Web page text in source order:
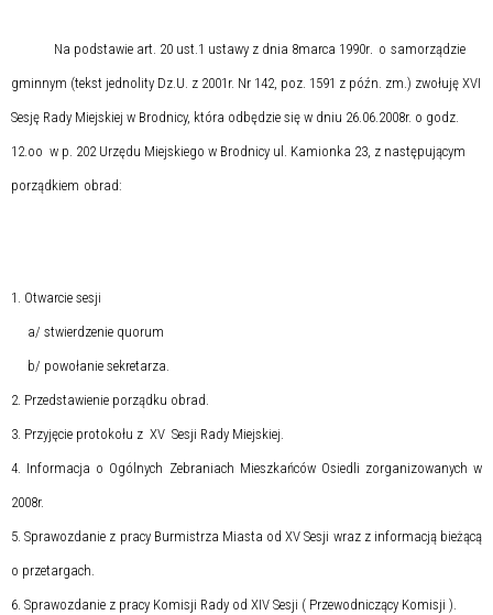
Na podstawie art. 20 ust.1 ustawy z dnia 8marca 1990r. o samorządzie
gminnym (tekst jednolity Dz.U. z 2001r. Nr 142, poz. 1591 z późn. zm.) zwołuję XVI
Sesję Rady Miejskiej w Brodnicy, która odbędzie się w dniu 26.06.2008r. o godz.
12.oo w p. 202 Urzędu Miejskiego w Brodnicy ul. Kamionka 23, z następującym
porządkiem obrad:
1. Otwarcie sesji
a/ stwierdzenie quorum
b/ powołanie sekretarza.
2. Przedstawienie porządku obrad.
3. Przyjęcie protokołu z XV Sesji Rady Miejskiej.
4. Informacja o Ogólnych Zebraniach Mieszkańców Osiedli zorganizowanych w
2008r.
5. Sprawozdanie z pracy Burmistrza Miasta od XV Sesji wraz z informacją bieżącą
o przetargach.
6. Sprawozdanie z pracy Komisji Rady od XIV Sesji ( Przewodniczący Komisji ).